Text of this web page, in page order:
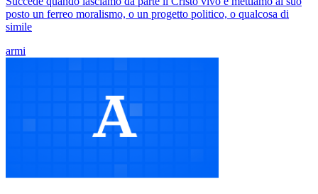
posto un ferreo moralismo, o un progetto politico, o qualcosa di
simile
armi